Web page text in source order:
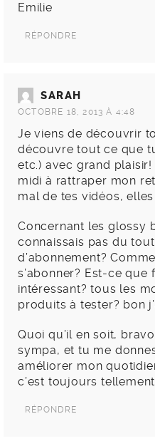
Emilie
RÉPONDRE
SARAH
OCTOBRE 18, 2013 À 4:48
Je viens de découvrir
découvre tout ce que
etc.) avec grand plaisir!
midi à rattraper mon
mal de tes vidéos,
Concernant les glossy
connaissais pas du
d’abonnement?
s’abonner? Est-ce que
intéressant? tous les
produits à tester? bon
Quoi qu’il en soit,
sympa, et tu me
améliorer mon
c’est toujours
RÉPONDRE